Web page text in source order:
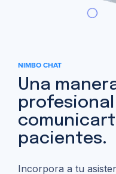
NIMBO CHAT
Una
profesional
pacientes.
Incorpora a tu